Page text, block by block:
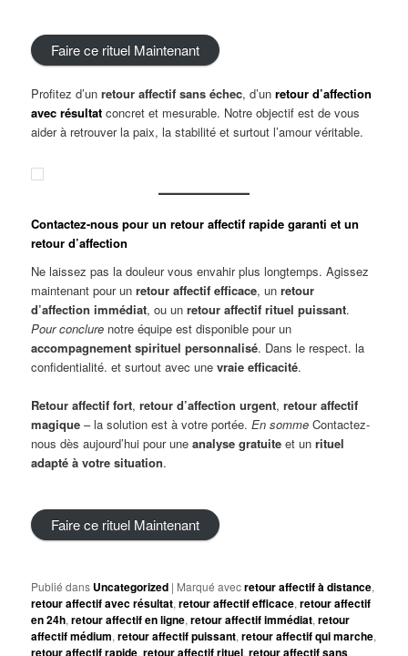
Faire ce rituel Maintenant
Profitez d’unretour affectif sans échec, d’unretour d’affection
avec résultat concret et mesurable. Notre objectif est de vous
aider à retrouver la paix, la stabilité et surtout l’amour véritable.
Contactez-nous pour un retour affectif rapide garanti et un
retour d’affection
Ne laissez pas la douleur vous envahir plus longtemps. Agissez
maintenant pour unretour affectif efficace, unretour
d’affection immédiat, ou unretour affectif rituel puissant.
Pour conclure notre équipe est disponible pour un
accompagnement spirituel personnalisé. Dans le respect. la
confidentialité. et surtout avec unevraie efficacité.
Retour affectif fort,retour d’affection urgent,retour affectif
magique – la solution est à votre portée.En somme Contactez-
nous dès aujourd’hui pour uneanalyse gratuite et unrituel
adapté à votre situation.
Faire ce rituel Maintenant
Publié dans Uncategorized | Marqué avecretour affectif à distance,
retour affectif avec résultat,retour affectif efficace,retour affectif
en 24h,retour affectif en ligne,retour affectif immédiat,retour
affectif médium,retour affectif puissant,retour affectif qui marche,
retour affectif rapide,retour affectif rituel,retour affectif sans